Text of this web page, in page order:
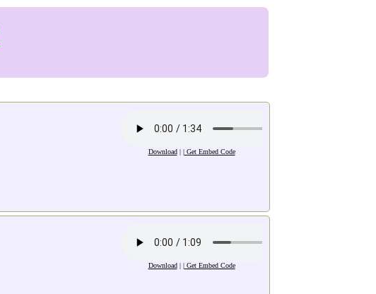
Download| |Get Embed Code
Download| |Get Embed Code